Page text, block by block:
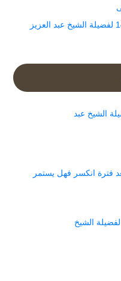
خطبة الاستسقاء والدعاء 26 محرم 1448 لفضيلة الشيخ عبد العزيز
الشيخ عبد
فترة انكسر فهل يستمر
الشيخ